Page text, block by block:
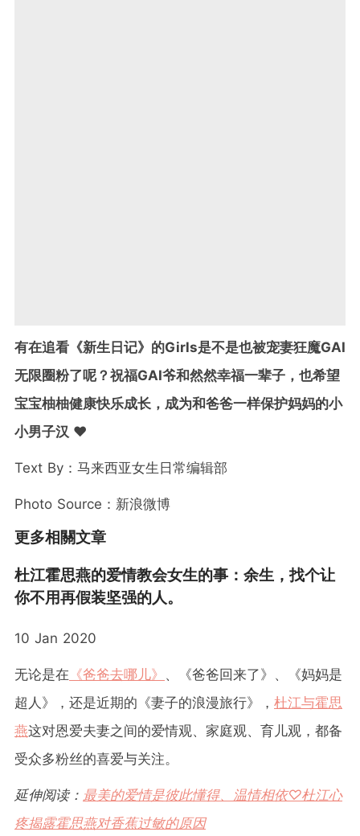
有在追看《新生日记》的Girls是不是也被宠妻狂魔GAI
无限圈粉了呢？祝福GAI爷和然然幸福一辈子，也希望
宝宝柚柚健康快乐成长，成为和爸爸一样保护妈妈的小
小男子汉 ❤️
Text By：马来西亚女生日常编辑部
Photo Source：新浪微博
更多相關文章
杜江霍思燕的爱情教会女生的事：余生，找个让
你不用再假装坚强的人。
10 Jan 2020
无论是在 《爸爸去哪儿》 、《爸爸回来了》、《妈妈是
超人》，还是近期的《妻子的浪漫旅行》， 杜江与霍思
燕这对恩爱夫妻之间的爱情观、家庭观、育儿观，都备
受众多粉丝的喜爱与关注。
延伸阅读： 最美的爱情是彼此懂得、温情相依♡杜江心
疼揭露霍思燕对香蕉过敏的原因